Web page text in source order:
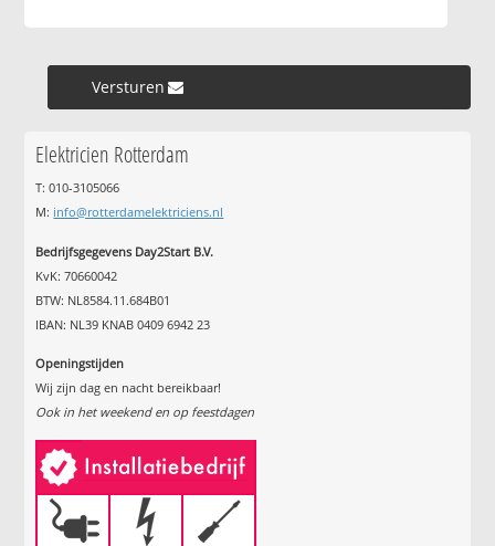
Versturen »
Elektricien Rotterdam
T: 010-3105066
M: info@rotterdamelektriciens.nl
Bedrijfsgegevens Day2Start B.V.
KvK: 70660042
BTW: NL8584.11.684B01
IBAN: NL39 KNAB 0409 6942 23
Openingstijden
Wij zijn dag en nacht bereikbaar!
Ook in het weekend en op feestdagen